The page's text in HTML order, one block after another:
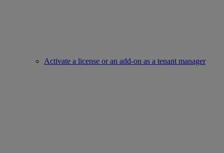
Activate a license or an add-on as a tenant manager